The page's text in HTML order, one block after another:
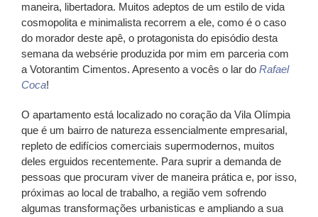
maneira, libertadora. Muitos adeptos de um estilo de vida
cosmopolita e minimalista recorrem a ele, como é o caso
do morador deste apê, o protagonista do episódio desta
semana da websérie produzida por mim em parceria com
a Votorantim Cimentos. Apresento a vocês o lar do Rafael
Coca!
O apartamento está localizado no coração da Vila Olímpia
que é um bairro de natureza essencialmente empresarial,
repleto de edifícios comerciais supermodernos, muitos
deles erguidos recentemente. Para suprir a demanda de
pessoas que procuram viver de maneira prática e, por isso,
próximas ao local de trabalho, a região vem sofrendo
algumas transformações urbanisticas e ampliando a sua